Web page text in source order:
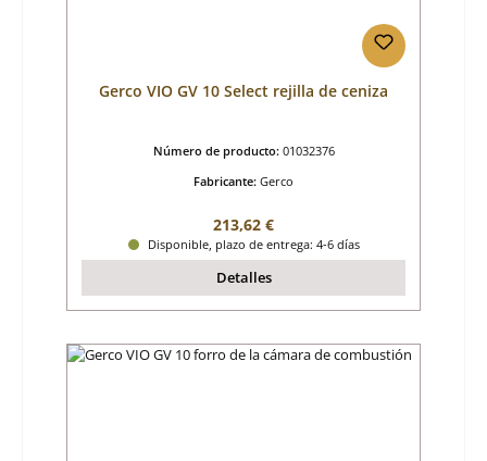
Gerco VIO GV 10 Select rejilla de ceniza
Número de producto: 01032376
Fabricante: Gerco
Precio normal:
213,62 €
Disponible, plazo de entrega: 4-6 días
Detalles